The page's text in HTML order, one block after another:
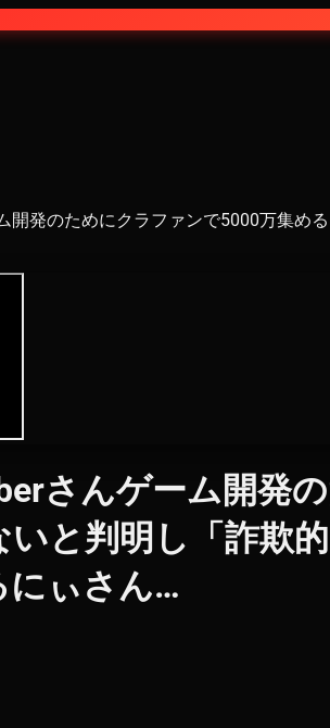
開発のためにクラファンで5000万集
さんゲーム開
と判明し「詐欺
にぃさん…